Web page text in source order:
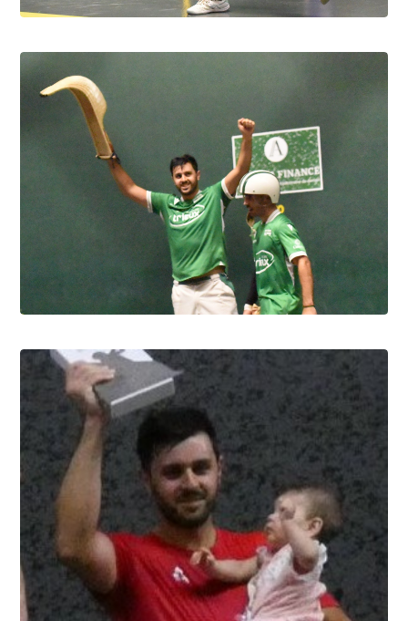
Pau cup féminine la quiñiéla fut franco
française
8.8.2026
Pau cup, Gonzales-Portet oui, mais aux
forceps
8.8.2026